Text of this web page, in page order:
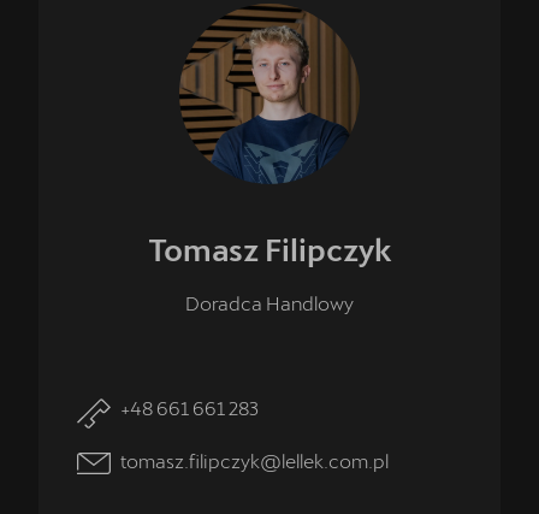
Tomasz Filipczyk
Doradca Handlowy
+48 661 661 283
tomasz.filipczyk@lellek.com.pl